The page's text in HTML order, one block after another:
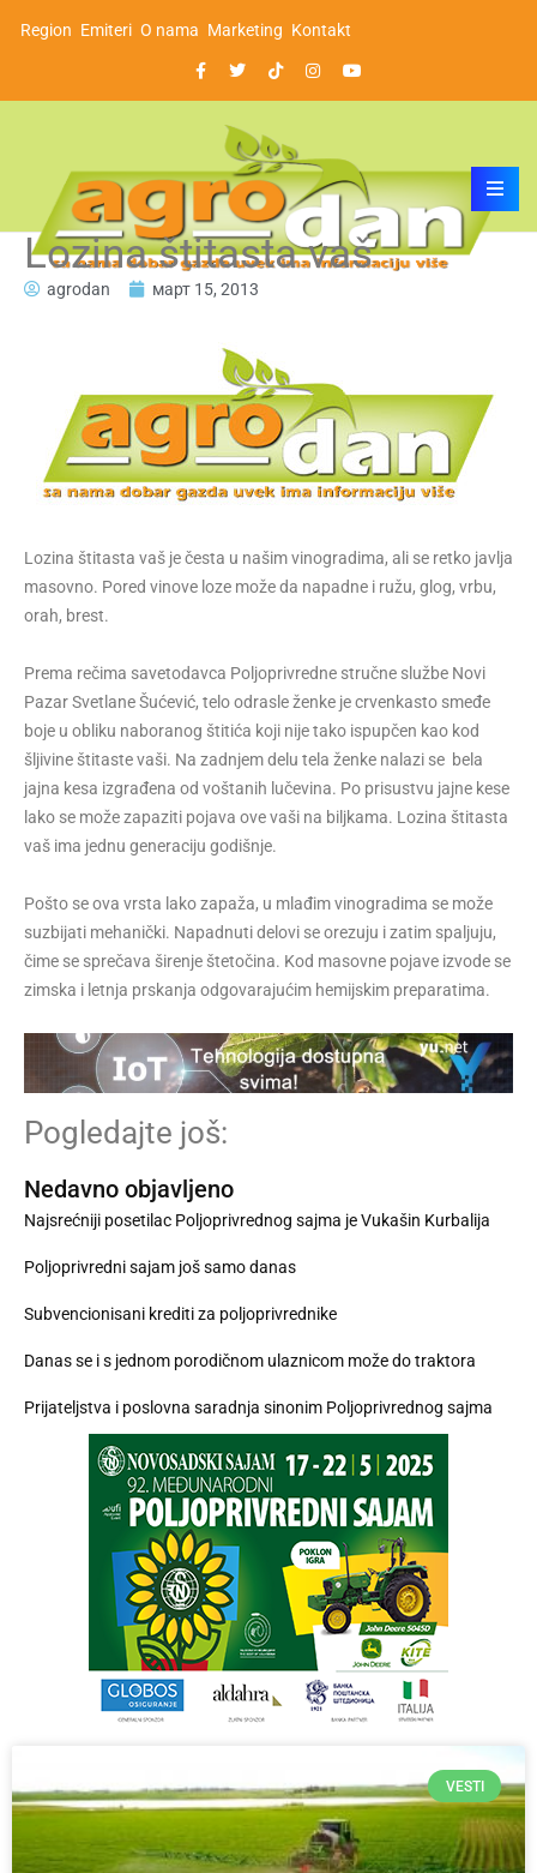
Region Emiteri O nama Marketing Kontakt
Lozina štitasta vaš
agrodan март 15, 2013
Lozina štitasta vaš je česta u našim vinogradima, ali se retko javlja
masovno. Pored vinove loze može da napadne i ružu, glog, vrbu,
orah, brest.
Prema rečima savetodavca Poljoprivredne stručne službe Novi
Pazar Svetlane Šućević, telo odrasle ženke je crvenkasto smeđe
boje u obliku naboranog štitića koji nije tako ispupčen kao kod
šljivine štitaste vaši. Na zadnjem delu tela ženke nalazi se bela
jajna kesa izgrađena od voštanih lučevina. Po prisustvu jajne kese
lako se može zapaziti pojava ove vaši na biljkama. Lozina štitasta
vaš ima jednu generaciju godišnje.
Pošto se ova vrsta lako zapaža, u mlađim vinogradima se može
suzbijati mehanički. Napadnuti delovi se orezuju i zatim spaljuju,
čime se sprečava širenje štetočina. Kod masovne pojave izvode se
zimska i letnja prskanja odgovarajućim hemijskim preparatima.
Pogledajte još:
Nedavno objavljeno
Najsrećniji posetilac Poljoprivrednog sajma je Vukašin Kurbalija
Poljoprivredni sajam još samo danas
Subvencionisani krediti za poljoprivrednike
Danas se i s jednom porodičnom ulaznicom može do traktora
Prijateljstva i poslovna saradnja sinonim Poljoprivrednog sajma
VESTI